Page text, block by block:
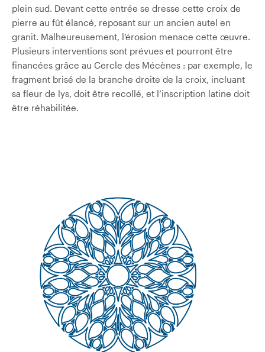
plein sud. Devant cette entrée se dresse cette croix de
pierre au fût élancé, reposant sur un ancien autel en
granit. Malheureusement, l’érosion menace cette œuvre.
Plusieurs interventions sont prévues et pourront être
financées grâce au Cercle des Mécènes : par exemple, le
fragment brisé de la branche droite de la croix, incluant
sa fleur de lys, doit être recollé, et l’inscription latine doit
être réhabilitée.